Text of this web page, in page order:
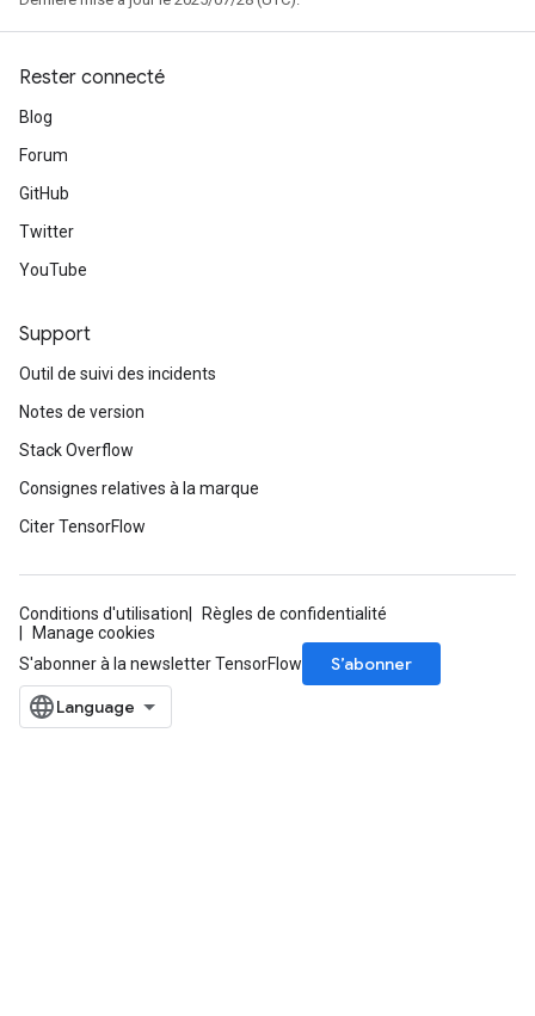
Rester connecté
Blog
Forum
GitHub
Twitter
YouTube
Support
Outil de suivi des incidents
Notes de version
Stack Overflow
Consignes relatives à la marque
Citer TensorFlow
Conditions d'utilisation
Règles de confidentialité
Manage cookies
S'abonner à la newsletter TensorFlow
S’abonner